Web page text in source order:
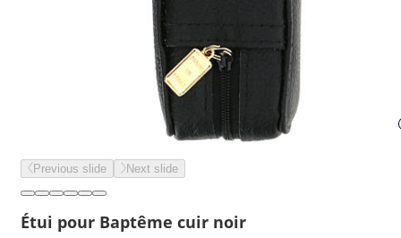
Previous slide Next slide
Étui pour Baptême cuir noir